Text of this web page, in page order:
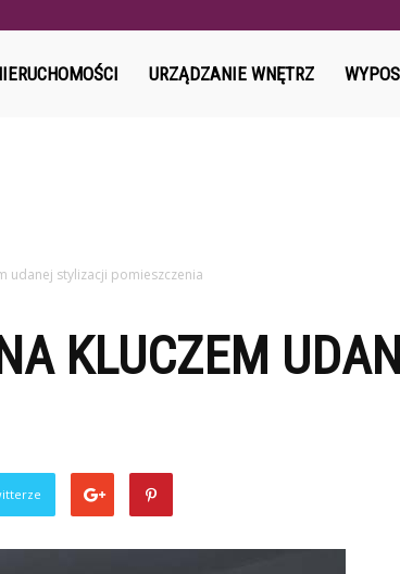
URZĄDZANIE WNĘTRZ
udanej stylizacji pomieszczenia
KLUCZEM